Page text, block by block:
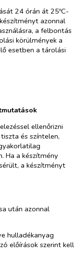
24 órán át 25ºC-
azonnal
a felbontás
körülmények a
esetben a tárolási
ellenőrizni
és színtelen,
Ha a készítmény
a készítményt
után azonnal
hulladékanyag
előírások szerint kell